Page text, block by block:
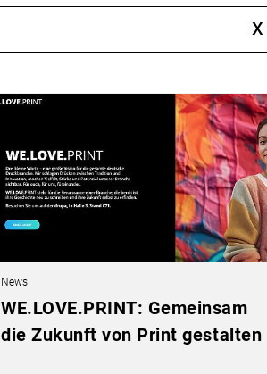
x
News
WE.LOVE.PRINT: Gemeinsam
die Zukunft von Print gestalten